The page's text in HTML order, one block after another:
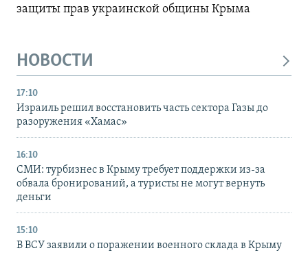
защиты прав украинской общины Крыма
НОВОСТИ
17:10
Израиль решил восстановить часть сектора Газы до
разоружения «Хамас»
16:10
СМИ: турбизнес в Крыму требует поддержки из-за
обвала бронирований, а туристы не могут вернуть
деньги
15:10
В ВСУ заявили о поражении военного склада в Крыму